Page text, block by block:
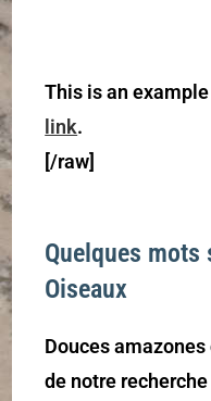
This is an
link.
[/raw]
Quelques mots
Oiseaux
Douces
de notre